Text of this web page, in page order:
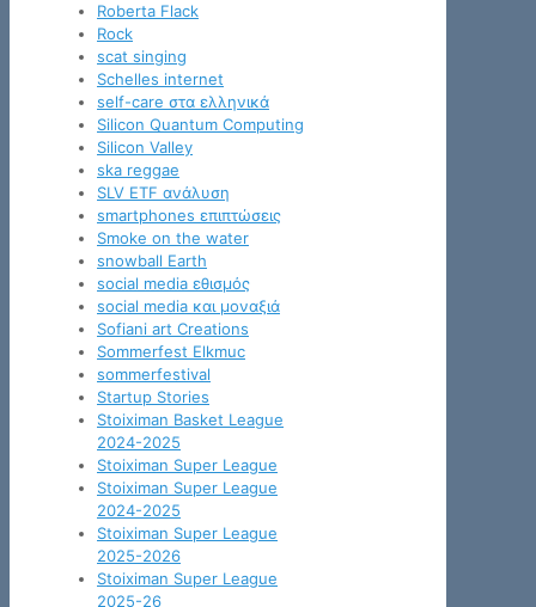
Roberta Flack
Rock
scat singing
Schelles internet
self-care στα ελληνικά
Silicon Quantum Computing
Silicon Valley
ska reggae
SLV ETF ανάλυση
smartphones επιπτώσεις
Smoke on the water
snowball Earth
social media εθισμός
social media και μοναξιά
Sofiani art Creations
Sommerfest Elkmuc
sommerfestival
Startup Stories
Stoiximan Basket League
2024-2025
Stoiximan Super League
Stoiximan Super League
2024-2025
Stoiximan Super League
2025-2026
Stoiximan Super League
2025-26